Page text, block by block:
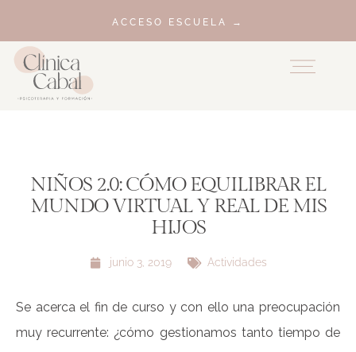
ACCESO ESCUELA →
NIÑOS 2.0: CÓMO EQUILIBRAR EL
MUNDO VIRTUAL Y REAL DE MIS
HIJOS
junio 3, 2019 Actividades
Se acerca el fin de curso y con ello una preocupación
muy recurrente: ¿cómo gestionamos tanto tiempo de